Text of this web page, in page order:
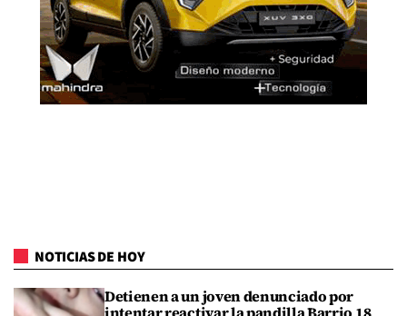
NOTICIAS DE HOY
Detienen a un joven denunciado por